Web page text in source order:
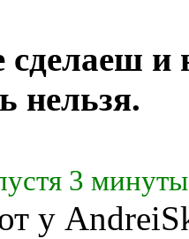
сделаеш и
нельзя.
3
у